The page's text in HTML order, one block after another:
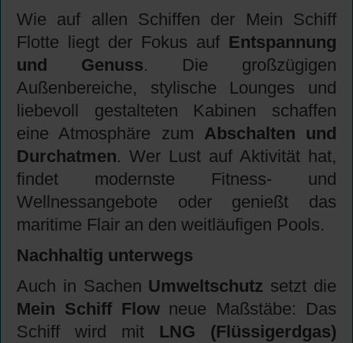
Wie auf allen Schiffen der Mein Schiff
Flotte liegt der Fokus auf Entspannung
und Genuss. Die großzügigen
Außenbereiche, stylische Lounges und
liebevoll gestalteten Kabinen schaffen
eine Atmosphäre zum Abschalten und
Durchatmen. Wer Lust auf Aktivität hat,
findet modernste Fitness- und
Wellnessangebote oder genießt das
maritime Flair an den weitläufigen Pools.
Nachhaltig unterwegs
Auch in Sachen Umweltschutz setzt die
Mein Schiff Flowneue Maßstäbe: Das
Schiff wird mit LNG (Flüssigerdgas)